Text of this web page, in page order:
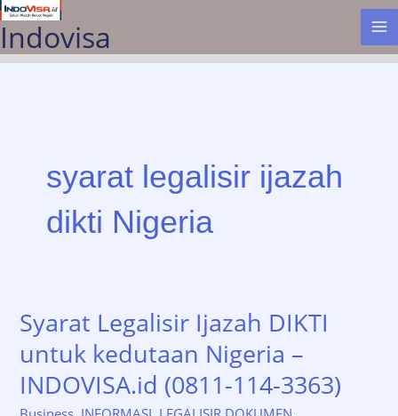
Lewati
ke
konten
Indovisa
syarat legalisir ijazah
dikti Nigeria
Syarat Legalisir Ijazah DIKTI
untuk kedutaan Nigeria –
INDOVISA.id (0811-114-3363)